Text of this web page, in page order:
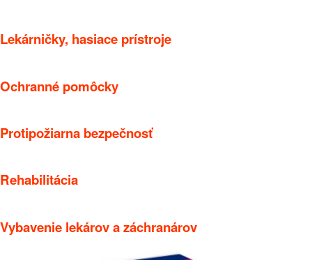
Lekárničky, hasiace prístroje
Ochranné pomôcky
Protipožiarna bezpečnosť
Rehabilitácia
Vybavenie lekárov a záchranárov